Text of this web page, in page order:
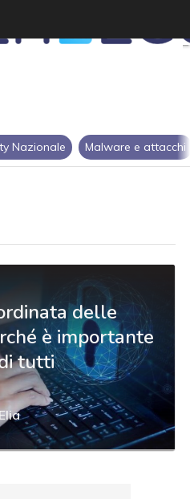
Nazionale Malware e attacchi
delle
è importante
tutti